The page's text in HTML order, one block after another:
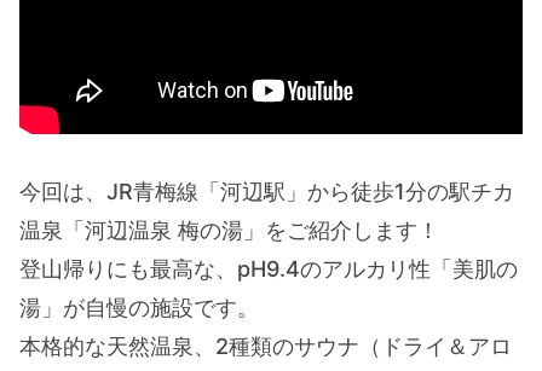
今回は、JR青梅線「河辺駅」から徒歩1分の駅チカ
温泉「河辺温泉 梅の湯」をご紹介します！
登山帰りにも最高な、pH9.4のアルカリ性「美肌の
湯」が自慢の施設です。
本格的な天然温泉、2種類のサウナ（ドライ＆アロ